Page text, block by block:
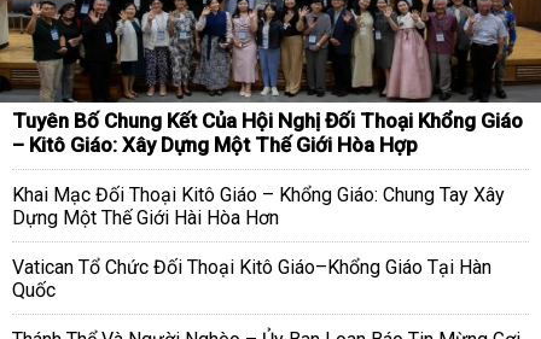
Tuyên Bố Chung Kết Của Hội Nghị Đối Thoại Khổng Giáo
– Kitô Giáo: Xây Dựng Một Thế Giới Hòa Hợp
Khai Mạc Đối Thoại Kitô Giáo – Khổng Giáo: Chung Tay Xây
Dựng Một Thế Giới Hài Hòa Hơn
Vatican Tổ Chức Đối Thoại Kitô Giáo–Khổng Giáo Tại Hàn
Quốc